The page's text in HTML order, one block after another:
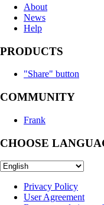
About
News
Help
PRODUCTS
"Share" button
COMMUNITY
Frank
CHOOSE
Privacy Policy
User Agreement